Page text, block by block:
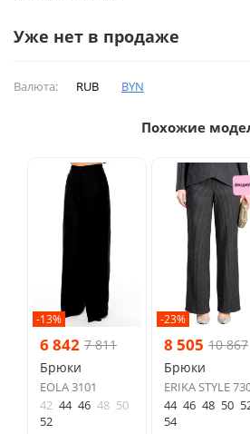
Уже нет в продаже
Валюта: RUB BYN
Похожие
-13%
6 842 7 811
Брюки
EOLA 3101
42 44 46 48 50
52
-23%
8 505 10 867
Брюки
ERIKA STYLE
44 46 48 50
54